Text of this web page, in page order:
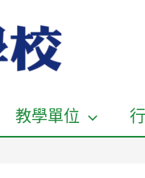
教學單位